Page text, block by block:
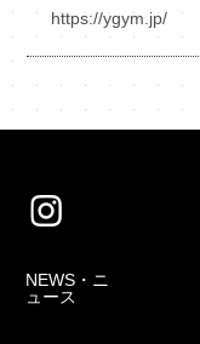
https://ygym.jp/
NEWS・ニ
ュース